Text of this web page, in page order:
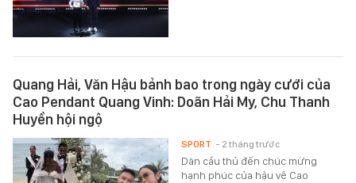
Quang Hải, Văn Hậu bảnh bao trong ngày cưới của
Cao Pendant Quang Vinh: Doãn Hải My, Chu Thanh
Huyền hội ngộ
Dàn cầu thủ đến chúc mừng
hạnh phúc của hậu vệ Cao
SPORT - 2 tháng trước